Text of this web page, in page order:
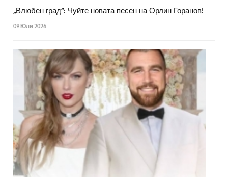
„Влюбен град“: Чуйте новата песен на Орлин Горанов!
09 Юли 2026